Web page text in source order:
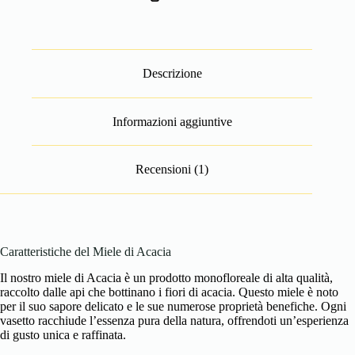
Descrizione
Informazioni aggiuntive
Recensioni (1)
Caratteristiche del Miele di Acacia
Il nostro miele di Acacia è un prodotto monofloreale di alta qualità,
raccolto dalle api che bottinano i fiori di acacia. Questo miele è noto
per il suo sapore delicato e le sue numerose proprietà benefiche. Ogni
vasetto racchiude l’essenza pura della natura, offrendoti un’esperienza
di gusto unica e raffinata.